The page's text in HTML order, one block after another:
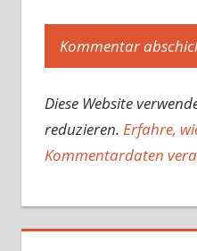
Diese Website
reduzieren. Erfahre,
Kommentardaten